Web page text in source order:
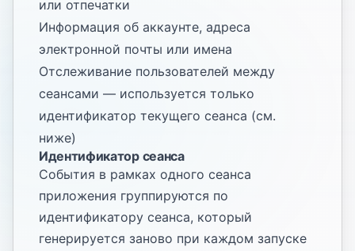
или отпечатки
Информация об аккаунте, адреса
электронной почты или имена
Отслеживание пользователей между
сеансами — используется только
идентификатор текущего сеанса (см.
ниже)
Идентификатор сеанса
События в рамках одного сеанса
приложения группируются по
идентификатору сеанса, который
генерируется заново при каждом запуске